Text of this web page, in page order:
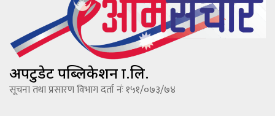
अपटुडेट पब्लिकेशन प्रा.लि.
सूचना तथा प्रसारण विभाग दर्ता नंः १५१/०७३/७४